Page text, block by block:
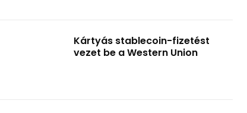
Kártyás stablecoin-fizetést
vezet be a Western Union